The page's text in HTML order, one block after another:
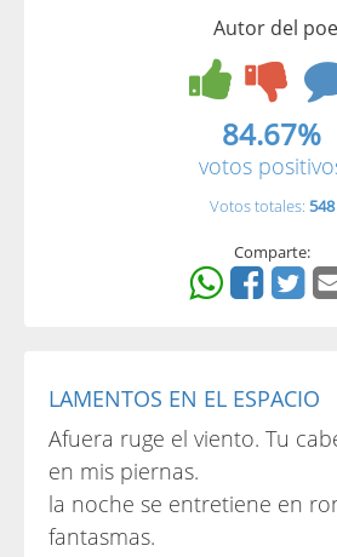
Autor del
84.67%
votos
Votos totales: 548
Comparte:
LAMENTOS EN EL ESPACIO
Afuera ruge el viento. Tu
en mis piernas.
la noche se entretiene en
fantasmas.